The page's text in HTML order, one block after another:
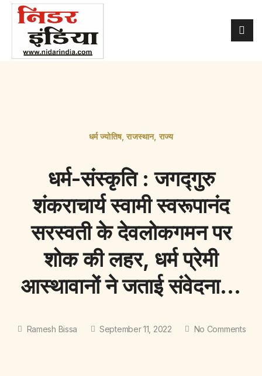
धर्म ज्योतिष,राजस्थान,राज्य
धर्म-संस्कृति : जगद्गुरु
शंकराचार्य स्वामी स्वरूपानंद
सरस्वती के देवलोकगमन पर
शोक की लहर, धर्म प्रेमी
आस्थावानों ने जताई संवेदना…
Ramesh Bissa September 11, 2022 No Comments